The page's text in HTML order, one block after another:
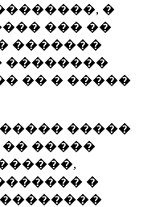
�
��� ��
�������
��������
�� � �����
�����
�����
�